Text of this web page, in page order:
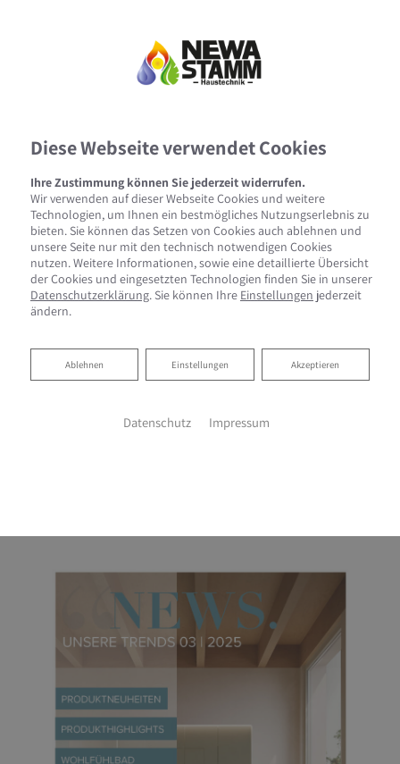
Diese Webseite verwendet Cookies
Ihre Zustimmung können Sie jederzeit widerrufen.
Wir verwenden auf dieser Webseite Cookies und weitere
Technologien, um Ihnen ein bestmögliches Nutzungserlebnis zu
bieten. Sie können das Setzen von Cookies auch ablehnen und
unsere Seite nur mit den technisch notwendigen Cookies
nutzen. Weitere Informationen, sowie eine detaillierte Übersicht
der Cookies und eingesetzten Technologien finden Sie in unserer
Datenschutzerklärung. Sie können Ihre Einstellungen jederzeit
ändern.
Akzeptieren
Einstellungen
Ablehnen
Ablehnen
Datenschutz Impressum